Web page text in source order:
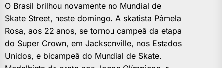
O Brasil brilhou novamente no Mundial de
Skate Street, neste domingo. A skatista Pâmela
Rosa, aos 22 anos, se tornou campeã da etapa
do Super Crown, em Jacksonville, nos Estados
Unidos, e bicampeã do Mundial de Skate.